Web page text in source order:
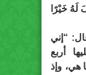
لَهُ خَيْرًا
“إني
أربع
هي، وإذ